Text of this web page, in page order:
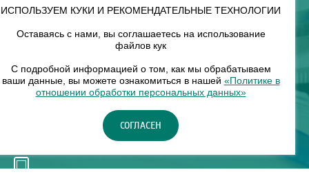
РЕЖИМ РАБОТЫ:
8 — 18
НАШ ФИЛИАЛ:
Москва, м. Нагорное, Нагорный б-р, д. 19, кор. 1
ИСПОЛЬЗУЕМ КУКИ И РЕКОМЕНДАТЕЛЬНЫЕ ТЕХНОЛОГИИ
Оставаясь с нами, вы соглашаетесь на использование
файлов кук
С подробной информацией о том, как мы обрабатываем
ваши данные, вы можете ознакомиться в нашей «Политике в
отношении обработки персональных данных»
СОГЛАСЕН